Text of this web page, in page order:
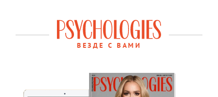
ВЕЗДЕ С ВАМИ